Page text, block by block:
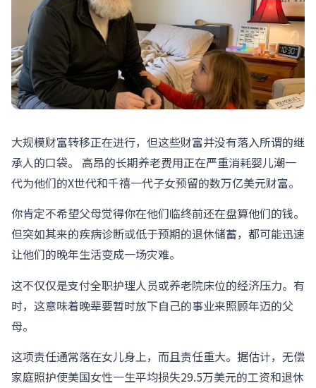
大规模财富转移正在进行，但这些财富并没有落入所谓的继
承人的口袋。 高昂的长期养老费用正在严重消耗婴儿潮一
代为他们的X世代和千禧一代子女预留的数万亿美元财富。
你肯定不希望父母觉得你在他们临终前还在盘算他们的钱。
但突如其来的疾病诊断或低于预期的退休储蓄，都可能迅速
让他们的晚年生活变成一场灾难。
这不仅仅是支付全职护理人员或养老院床位的经济压力。有
时，这意味着晚辈要暂时放下自己的事业来照​​顾年迈的父
母。
这项责任通常落在女儿身上，而且责任重大。据估计，无偿
家庭照护使美国女性一生平均损失29.5万美元的工资和退休